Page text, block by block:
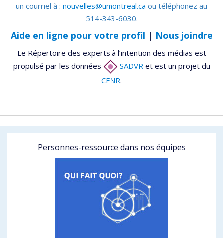
un courriel à : nouvelles@umontreal.ca ou téléphonez au
514-343-6030.
Aide en ligne pour votre profil | Nous joindre
Le Répertoire des experts à l’intention des médias est
propulsé par les données
SADVR et est un projet du
CENR.
Personnes-ressource dans nos équipes